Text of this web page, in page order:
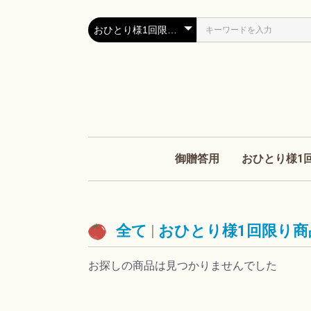
御贈答用 おひとり様1
全て | おひとり様1回限り
お探しの商品は見つかりませんでした